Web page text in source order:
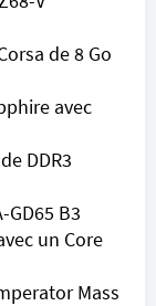
de 8 Go
avec
DDR3
GD65 B3
un Core
Mass